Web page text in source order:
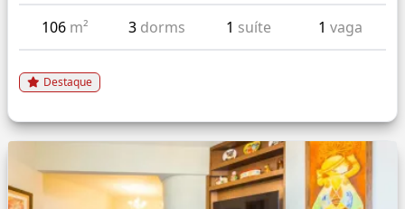
106 m² 3 dorms 1 suíte 1 vaga
Destaque